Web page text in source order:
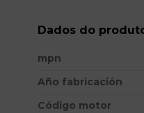
Dados do
mpn
Año fabricación
Código motor